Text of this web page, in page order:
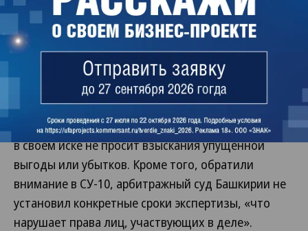
суд, она указала, что суд первой инстанции взял
за основу вопросы «Башспирта», а ее вопросы
отклонил без объяснения причин. По мнению
компании, суд не должен был ставить перед
экспертами вопросы, которые касаются качества,
объема и дефектов строительно-монтажных
работ, а также убытков компании, так «Башспирт»
в своем иске не просит взыскания упущенной
выгоды или убытков. Кроме того, обратили
внимание в СУ-10, арбитражный суд Башкирии не
установил конкретные сроки экспертизы, «что
нарушает права лиц, участвующих в деле».